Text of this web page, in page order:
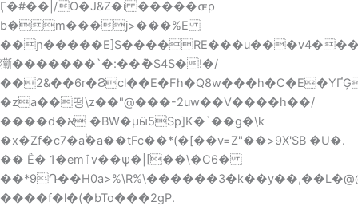
Ӷ�#��|/O�J&Z�i �����ɶp
b�m���j>���%E
��ɲ�����E]S����RE���u���vۍ����4�a>���2�".���`{Н���u�8o�l(n2,�HC=���"Wq\�T�����h\X��Vmq�N%ɶ���V�T� 3ߛ�����6��RazW^wf���%f�w��� ��b��)��8�����el�RnX��Y�$ܕǛ�h#k$6�T�u�
玂�������`�:��ު�S4S�!�/
�za��떵\ z��"@���-2uw��V����h��/
����d�א �BW�μӹ5Sp]K�`��g�\k
�x�Zf�c7�aۖ�a��tFc��*(�[��v=Z"��>9X'SB �U �.
�� Ê� 1�emٱv��ѱ�|[��\�C6�
��*9Դ��H0a>%\R%\������3�k��y��,��
̂����f�l�(�bTo���2gP.